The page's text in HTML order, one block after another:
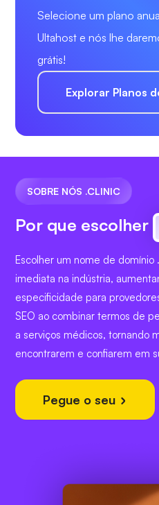
Selecione um plano
Ultahost e nós lhe
grátis!
Explorar Planos
SOBRE NÓS .CLINIC
Por que escolher
Escolher um nome de
imediata na indústria,
especificidade para
SEO ao combinar termos de
a serviços médicos, tornando
encontrarem e confiarem em
Pegue o seu